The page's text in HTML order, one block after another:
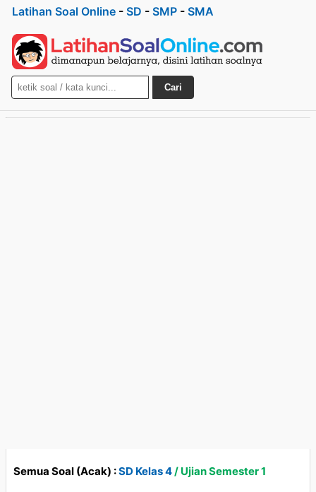
Latihan Soal Online - SD - SMP - SMA
Cari
Semua Soal (Acak) :SD Kelas 4/ Ujian Semester 1